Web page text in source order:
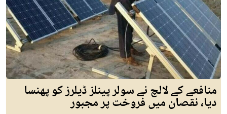
منافعے کے لالچ نے سولر پینلز ڈیلرز کو پھنسا
دیا، نقصان میں فروخت پر مجبور